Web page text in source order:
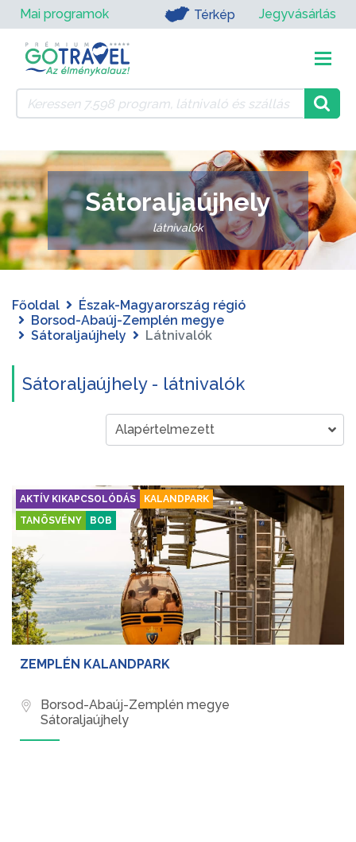
Mai programok Térkép Jegyvásárlás
Sátoraljaújhely
látnivalók
Főoldal
Észak-Magyarország régió
Borsod-Abaúj-Zemplén megye
Sátoraljaújhely
Látnivalók
Sátoraljaújhely - látnivalók
AKTÍV KIKAPCSOLÓDÁS
KALANDPARK
TANÖSVÉNY
BOB
ZEMPLÉN KALANDPARK
Borsod-Abaúj-Zemplén megye
Sátoraljaújhely